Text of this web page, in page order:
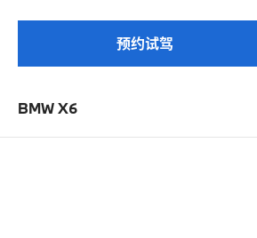
预约试驾
BMW X6